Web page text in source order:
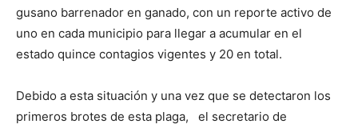
gusano barrenador en ganado, con un reporte activo de
uno en cada municipio para llegar a acumular en el
estado quince contagios vigentes y 20 en total.
Debido a esta situación y una vez que se detectaron los
primeros brotes de esta plaga, el secretario de